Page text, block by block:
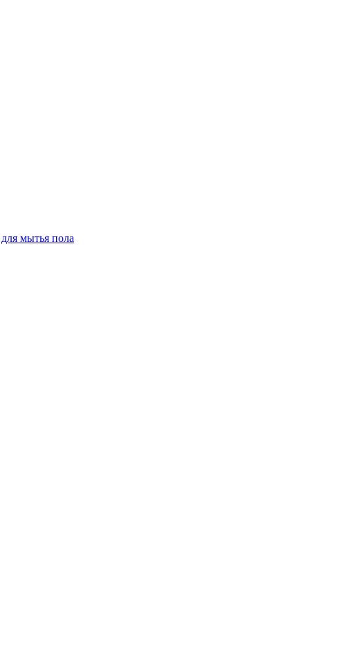
мытья пола